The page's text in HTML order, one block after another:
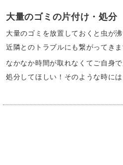
大量のゴミの片付け・処分
大量のゴミを放置しておくと虫が
近隣とのトラブルにも繋がってきま
なかなか時間が取れなくてご自身
処分してほしい！そのような時に